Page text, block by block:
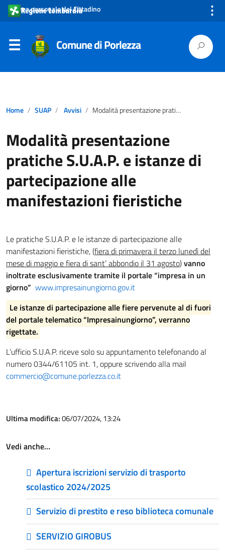
Area personale del Cittadino ⋮
Comune di Porlezza
Home SUAP Avvisi Modalità presentazione pratiche S.U.A.P. e istanze di partecipazione alle manifestazioni fieristiche
Modalità presentazione
pratiche S.U.A.P. e istanze di
partecipazione alle
manifestazioni fieristiche
Le pratiche S.U.A.P. e le istanze di partecipazione alle
manifestazioni fieristiche, (fiera di primavera il terzo lunedì del
mese di maggio e fiera di sant’ abbondio il 31 agosto)vanno
inoltrate esclusivamente tramite il portale “impresa in un
giorno” www.impresainungiorno.gov.it
Le istanze di partecipazione alle fiere pervenute al di fuori
del portale telematico “Impresainungiorno”, verranno
rigettate.
L’ufficio S.U.A.P. riceve solo su appuntamento telefonando al
numero 0344/61105 int. 1, oppure scrivendo alla mail
commercio@comune.porlezza.co.it
Ultima modifica:06/07/2024, 13:24
Vedi anche…
Apertura iscrizioni servizio di trasporto
scolastico 2024/2025
Servizio di prestito e reso biblioteca comunale
SERVIZIO GIROBUS